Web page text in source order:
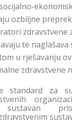
ozbiljne
zdravstvene
te
u rješavanju
zdravstvene
standard za